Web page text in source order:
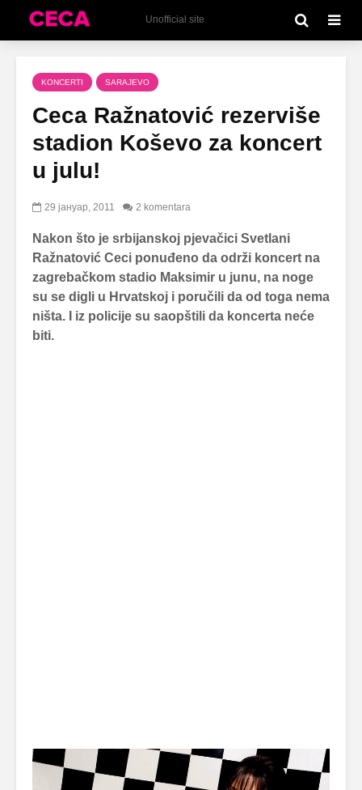
Unofficial site
KONCERTI SARAJEVO
Ceca Ražnatović rezerviše
stadion Koševo za koncert
u julu!
29 јануар, 2011 2 komentara
Nakon što je srbijanskoj pjevačici Svetlani
Ražnatović Ceci ponuđeno da održi koncert na
zagrebačkom stadio Maksimir u junu, na noge
su se digli u Hrvatskoj i poručili da od toga nema
ništa. I iz policije su saopštili da koncerta neće
biti.